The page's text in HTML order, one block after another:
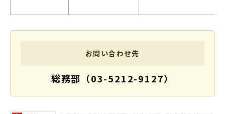
お問い合わせ先
総務部（03-5212-9127）